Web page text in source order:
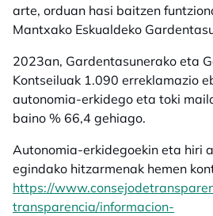
arte, orduan hasi baitzen
Mantxako Eskualdeko
2023an, Gardentasunerako eta
Kontseiluak 1.090 erreklamazio
autonomia-erkidego eta toki
baino % 66,4 gehiago.
Autonomia-erkidegoekin eta hiri
egindako hitzarmenak hemen
https://
transparencia/informacion-